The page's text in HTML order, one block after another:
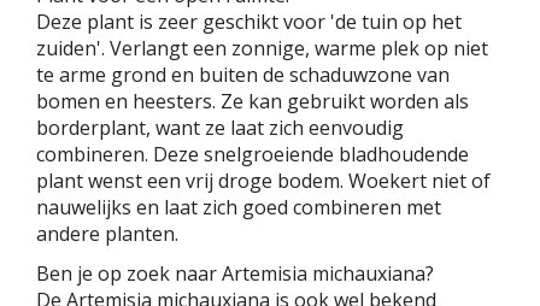
Deze plant is zeer geschikt voor 'de tuin op het
zuiden'. Verlangt een zonnige, warme plek op niet
te arme grond en buiten de schaduwzone van
bomen en heesters. Ze kan gebruikt worden als
borderplant, want ze laat zich eenvoudig
combineren. Deze snelgroeiende bladhoudende
plant wenst een vrij droge bodem. Woekert niet of
nauwelijks en laat zich goed combineren met
andere planten.
Ben je op zoek naar Artemisia michauxiana?
De Artemisia michauxiana is ook wel bekend